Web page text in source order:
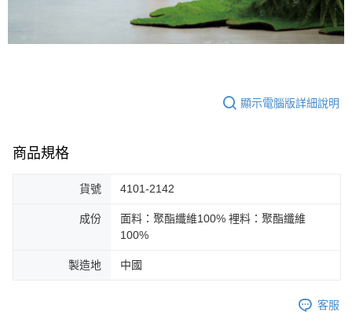
顯示電腦版詳細說明
商品規格
貨號 4101-2142
成份
面料：聚酯纖維100% 裡料：聚酯纖維
100%
製造地 中國
客服